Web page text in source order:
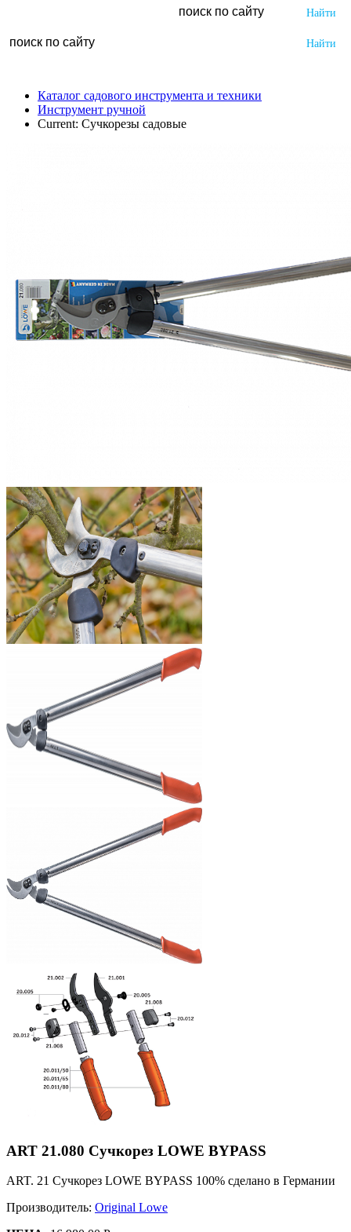
Каталог садового инструмента и техники
Инструмент ручной
Current: Сучкорезы садовые
ART 21.080 Сучкорез LOWE BYPASS
ART. 21 Сучкорез LOWE BYPASS 100% сделано в Германии
Производитель: Original Lowe